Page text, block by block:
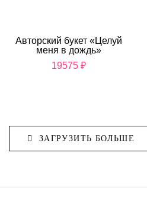
Авторский букет «Целуй
меня в дождь»
19575 ₽
ЗАГРУЗИТЬ БОЛЬШЕ